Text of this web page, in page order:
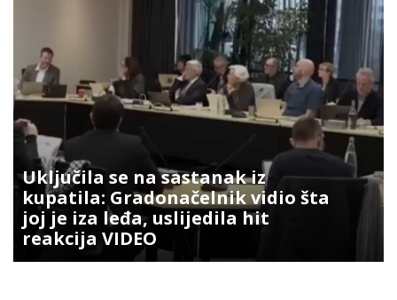
Uključila se na sastanak iz
kupatila: Gradonačelnik vidio šta
joj je iza leđa, uslijedila hit
reakcija VIDEO